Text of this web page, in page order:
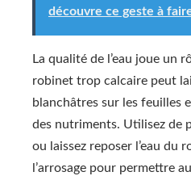
découvre ce geste à
La qualité de l’eau joue un
robinet trop calcaire peut
blanchâtres sur les feuilles
des nutriments. Utilisez de
ou laissez reposer l’eau du
l’arrosage pour permettre